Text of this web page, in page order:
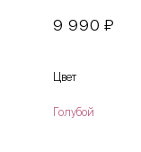
9 990₽
Цвет
Голубой